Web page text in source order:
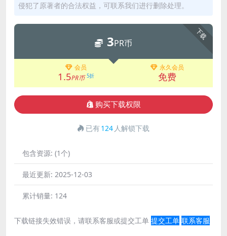
侵犯了原著者的合法权益，可联系我们进行删除处理。
下载
3PR币
会员
1.5PR币 5折
永久会员
免费
购买下载权限
已有124 人解锁下载
包含资源: (1个)
最近更新: 2025-12-03
累计销量: 124
下载链接失效错误，请联系客服或提交工单 提交工单 联系客服